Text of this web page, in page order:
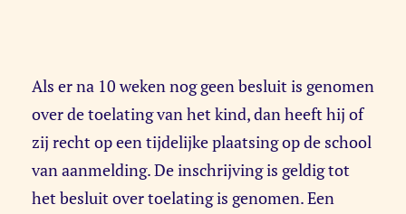
Als er na 10 weken nog geen besluit is genomen
over de toelating van het kind, dan heeft hij of
zij recht op een tijdelijke plaatsing op de school
van aanmelding. De inschrijving is geldig tot
het besluit over toelating is genomen. Een